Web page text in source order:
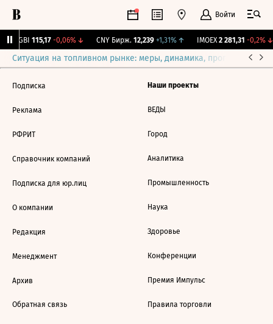
Войти
RGBI 115,17 -0,06%↓ CNY Бирж. 12,239 +1,31%↑ IMOEX 2 281,31 -0,2%↓
Ситуация на топливном рынке: меры, динамика, прогнозы
Подписка
Реклама
РФРИТ
Справочник компаний
Подписка для юр.лиц
О компании
Редакция
Менеджмент
Архив
Обратная связь
Наши проекты
ВЕДЫ
Город
Аналитика
Промышленность
Наука
Здоровье
Конференции
Премия Импульс
Правила торговли